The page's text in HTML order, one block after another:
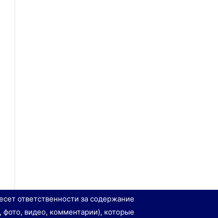
ответственности за содержание
фото, видео, комментарии), которые